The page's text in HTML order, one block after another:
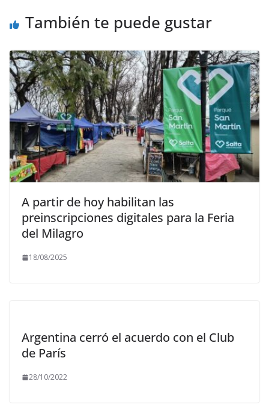
También te puede gustar
A partir de hoy habilitan las
preinscripciones digitales para la Feria
del Milagro
18/08/2025
Argentina cerró el acuerdo con el Club
de París
28/10/2022